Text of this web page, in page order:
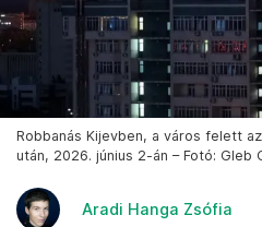
Robbanás Kijevben, a város felett
után, 2026. június 2-án – Fotó: Gleb
Aradi Hanga Zsófia